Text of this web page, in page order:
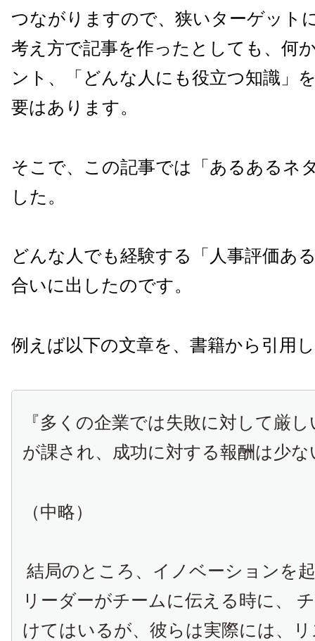
つながりますので、 狭いターゲット
考え方で記事を作ったとしても、何
ント、「 どんな人にも役立つ知識」
要はあります。
そこで、この記事では「あるあるネ
した。
どんな人でも経験する「人事評価あ
合いに出したのです。
例えば以下の文章を、書籍から引用
『多くの企業では失敗に対して厳
が課され、 成功に対する報酬は少な
（中略）
結局のところ、イノベーションを
リーダーがチームに伝える時に、
けてはいるが、彼らは実際には、